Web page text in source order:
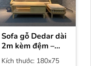
Sofa gỗ Dedar dài
2m kèm đệm –
SF01
Kích thước: 180x75